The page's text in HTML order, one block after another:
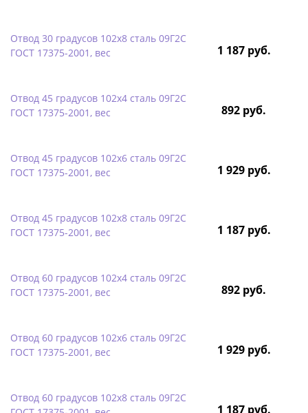
Отвод 30 градусов 102х8 сталь 09Г2С
ГОСТ 17375-2001, вес
1 187 руб.
Отвод 45 градусов 102х4 сталь 09Г2С
ГОСТ 17375-2001, вес
892 руб.
Отвод 45 градусов 102х6 сталь 09Г2С
ГОСТ 17375-2001, вес
1 929 руб.
Отвод 45 градусов 102х8 сталь 09Г2С
ГОСТ 17375-2001, вес
1 187 руб.
Отвод 60 градусов 102х4 сталь 09Г2С
ГОСТ 17375-2001, вес
892 руб.
Отвод 60 градусов 102х6 сталь 09Г2С
ГОСТ 17375-2001, вес
1 929 руб.
Отвод 60 градусов 102х8 сталь 09Г2С
1 187 руб.